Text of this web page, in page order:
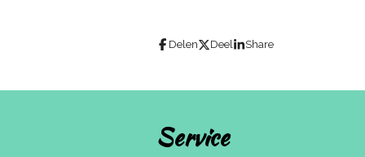
Delen Deel Share
Service